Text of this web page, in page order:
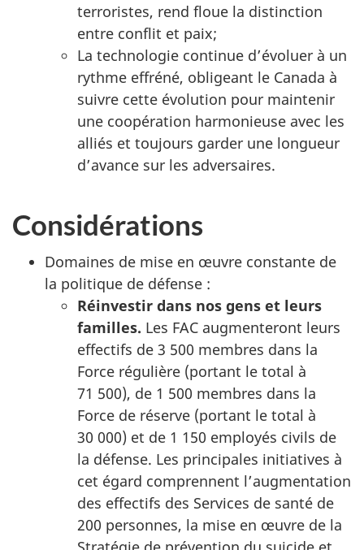
terroristes, rend floue la distinction
entre conflit et paix;
La technologie continue d’évoluer à un
rythme effréné, obligeant le Canada à
suivre cette évolution pour maintenir
une coopération harmonieuse avec les
alliés et toujours garder une longueur
d’avance sur les adversaires.
Considérations
Domaines de mise en œuvre constante de
la politique de défense :
Réinvestir dans nos gens et leurs
familles. Les FAC augmenteront leurs
effectifs de 3 500 membres dans la
Force régulière (portant le total à
71 500), de 1 500 membres dans la
Force de réserve (portant le total à
30 000) et de 1 150 employés civils de
la défense. Les principales initiatives à
cet égard comprennent l’augmentation
des effectifs des Services de santé de
200 personnes, la mise en œuvre de la